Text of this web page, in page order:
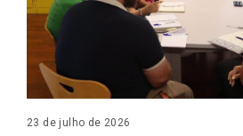
23 de julho de 2026